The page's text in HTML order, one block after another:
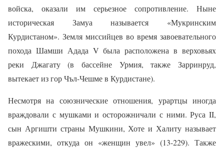
войска, оказали им серьезное сопротивление. Ныне
историческая Замуа называется «Мукринским
Курдистаном». Земля миссийцев во время завоевательного
похода Шамши Адада V была расположена в верховьях
реки Джагату (в бассейне Урмия, также Зарринруд,
вытекает из гор Чъл-Чешме в Курдистане).
Несмотря на союзнические отношения, урартцы иногда
враждовали с мушками и осторожничали с ними. Руса II,
сын Аргишти страны Мушкини, Хоте и Халиту называет
вражескими, откуда он «женщин увел» (13-229). Также